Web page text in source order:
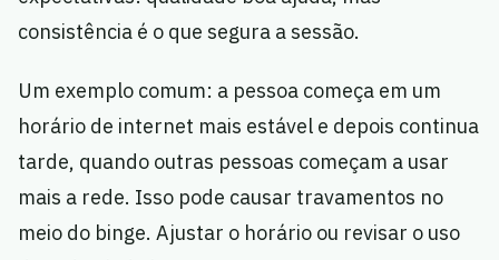
consistência é o que segura a sessão.
Um exemplo comum: a pessoa começa em um
horário de internet mais estável e depois continua
tarde, quando outras pessoas começam a usar
mais a rede. Isso pode causar travamentos no
meio do binge. Ajustar o horário ou revisar o uso